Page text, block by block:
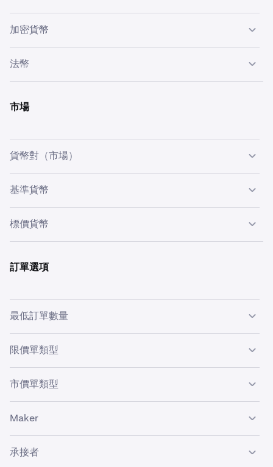
加密貨幣
加密貨幣
上促進點對點金融交易及智能合約。
法幣
地位。範例包括美元 (USD) 和歐元 (EUR)。
市場
貨幣對（市場）
為將一種貨幣兌換成另一種貨幣，必須有
場（亦稱為「貨幣對」）
位基準貨幣所需的標價貨幣數量。例如，BTC/USD 的價格
為 1,000 美元，這代表購買 1 BTC 需要 1,000 美元。
基準貨幣
貨幣對的第一種貨幣稱為基準貨幣。例如，在貨幣對
BTC/USD 中，BTC 是基準貨幣。
標價貨幣
BTC/USD 中，USD 是標價貨幣。
訂單選項
最低訂單數量
Kraken 的每種可交易貨幣各有其
訂單數量的訂單將遭拒絕。
限價單類型
限價單將以
出）。限價單可能是掛單者或承接者，取決於其是否立即與
訂單簿的現有訂單成交。
市價單類型
市價單
Maker
掛單者（請勿與市價單混淆）是指
配對或成交的限價單。掛單者會為訂單簿增加流動性。
承接者